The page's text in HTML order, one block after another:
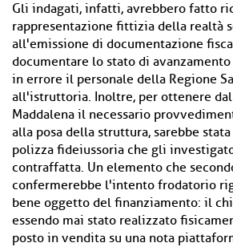
Gli indagati, infatti, avrebbero fatto
rappresentazione fittizia della realtà
all'emissione di documentazione
documentare lo stato di
in errore il personale della Regione
all'istruttoria. Inoltre, per ottenere dal
Maddalena il necessario
alla posa della struttura, sarebbe
polizza fideiussoria che gli
contraffatta. Un elemento che
confermerebbe l'intento frodatorio
bene oggetto del finanziamento: il
essendo mai stato realizzato
posto in vendita su una nota